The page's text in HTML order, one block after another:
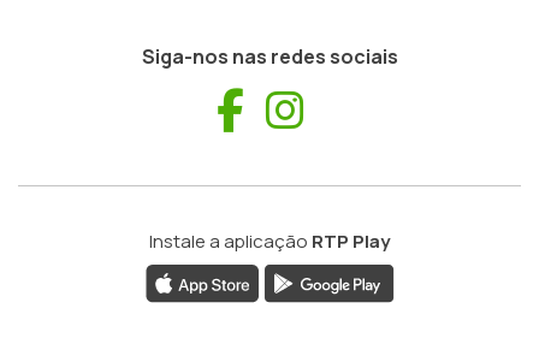
Siga-nos nas redes sociais
Facebook
Instale a aplicação RTP Play